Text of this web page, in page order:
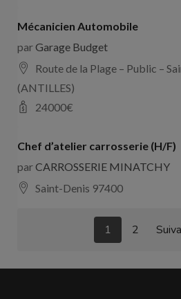
Mécanicien Automobile
parGarage Budget
Route de la Plage – Public –
(ANTILLES)
24000€
Chef d’atelier carrosserie (H/F)
parCARROSSERIE MINATCHY
Saint-Denis 97400
1 2